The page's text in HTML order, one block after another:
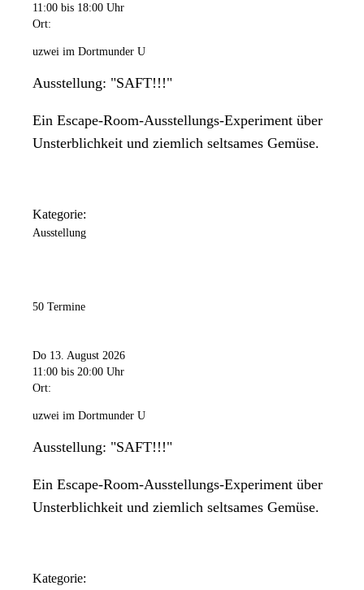
11:00 bis 18:00 Uhr
Ort:
uzwei im Dortmunder U
Ausstellung: "SAFT!!!"
Ein Escape-Room-Ausstellungs-Experiment über
Unsterblichkeit und ziemlich seltsames Gemüse.
Kategorie:
Ausstellung
50 Termine
Do 13. August 2026
11:00 bis 20:00 Uhr
Ort:
uzwei im Dortmunder U
Ausstellung: "SAFT!!!"
Ein Escape-Room-Ausstellungs-Experiment über
Unsterblichkeit und ziemlich seltsames Gemüse.
Kategorie: